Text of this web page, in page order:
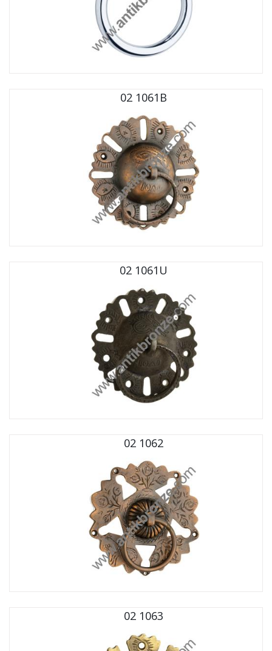
02 1061B
02 1061U
02 1062
02 1063